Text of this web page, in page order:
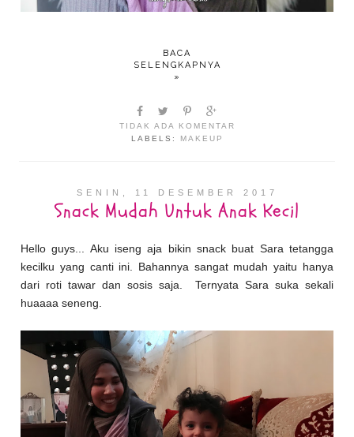
BACA
SELENGKAPNYA
»
TIDAK ADA KOMENTAR
LABELS:
MAKEUP
SENIN, 11 DESEMBER 2017
Snack Mudah Untuk Anak Kecil
Hello guys... Aku iseng aja bikin snack buat Sara tetangga
kecilku yang canti ini. Bahannya sangat mudah yaitu hanya
dari roti tawar dan sosis saja. Ternyata Sara suka sekali
huaaaa seneng.